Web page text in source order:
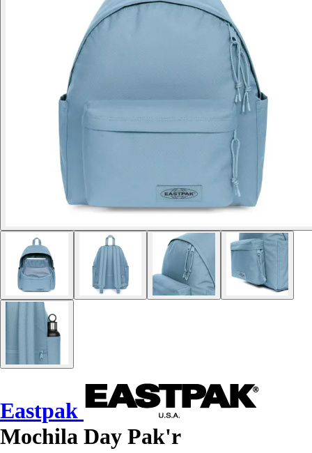
Eastpak
Mochila Day Pak'r